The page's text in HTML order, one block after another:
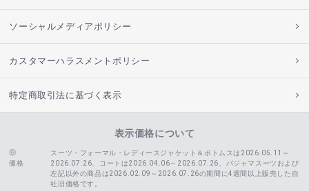
ソーシャルメディアポリシー
カスタマーハラスメントポリシー
特定商取引法に基づく表示
表示価格について
価格
スーツ・フォーマル・レディースジャケット＆ボトムスは2026.05.11～
2026.07.26、コートは2026.04.06～2026.07.26、 パジャマスーツおよび
左記以外の商品は2026.02.09～2026.07.26の期間に4週間以上販売した自
社旧価格です。